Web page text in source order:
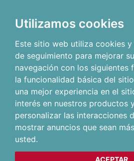
Utilizamos cookies
Este sitio web utiliza cookies
de seguimiento para mejorar
navegación con los siguientes
la funcionalidad básica del
una mejor experiencia en el
interés en nuestros productos
personalizar las interacciones
mostrar anuncios que sean
usted.
ACEPTAR